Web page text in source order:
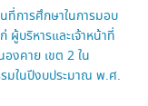
ที่การศึกษาในการมอบ
ผู้บริหารและเจ้าหน้าที่
งคาย เขต 2 ใน
มในปีงบประมาณ พ.ศ.